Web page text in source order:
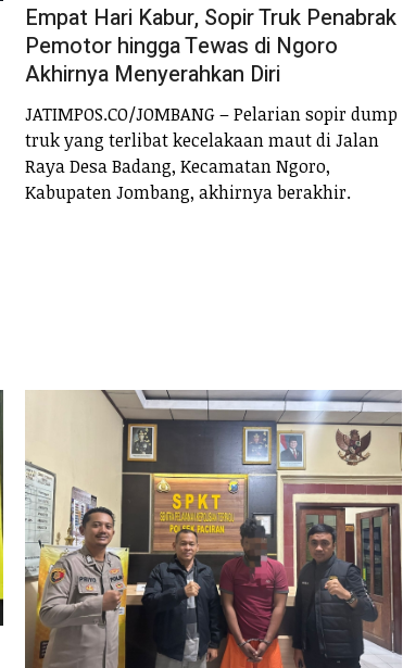
Empat Hari Kabur, Sopir Truk Penabrak
Pemotor hingga Tewas di Ngoro
Akhirnya Menyerahkan Diri
JATIMPOS.CO/JOMBANG – Pelarian sopir dump
truk yang terlibat kecelakaan maut di Jalan
Raya Desa Badang, Kecamatan Ngoro,
Kabupaten Jombang, akhirnya berakhir.